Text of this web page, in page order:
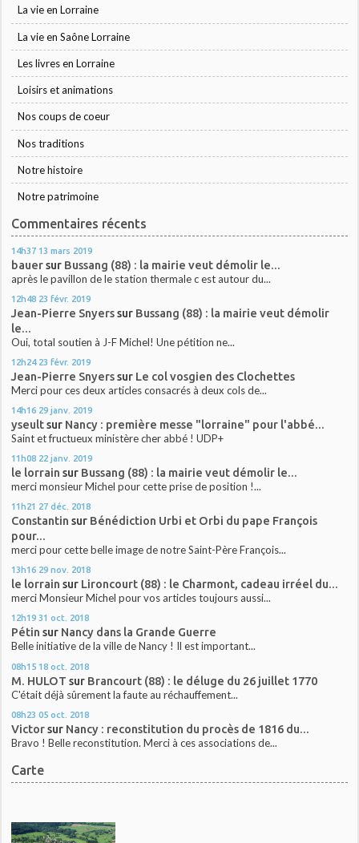
La vie en Lorraine
La vie en Saône Lorraine
Les livres en Lorraine
Loisirs et animations
Nos coups de coeur
Nos traditions
Notre histoire
Notre patrimoine
Commentaires récents
14h37 13 mars 2019
bauersur Bussang (88) : la mairie veut démolir le...
après le pavillon de le station thermale c est autour du...
12h48 23 févr. 2019
Jean-Pierre Snyerssur Bussang (88) : la mairie veut démolir
le...
Oui, total soutien à J-F Michel! Une pétition ne...
12h24 23 févr. 2019
Jean-Pierre Snyerssur Le col vosgien des Clochettes
Merci pour ces deux articles consacrés à deux cols de...
14h16 29 janv. 2019
yseultsur Nancy : première messe "lorraine" pour l'abbé...
Saint et fructueux ministère cher abbé ! UDP+
11h08 22 janv. 2019
le lorrain sur Bussang (88) : la mairie veut démolir le...
merci monsieur Michel pour cette prise de position !...
11h21 27 déc. 2018
Constantin sur Bénédiction Urbi et Orbi du pape François
pour...
merci pour cette belle image de notre Saint-Père François...
13h16 29 nov. 2018
le lorrain sur Lironcourt (88) : le Charmont, cadeau irréel du...
merci Monsieur Michel pour vos articles toujours aussi...
12h19 31 oct. 2018
Pétin sur Nancy dans la Grande Guerre
Belle initiative de la ville de Nancy ! Il est important...
08h15 18 oct. 2018
M. HULOT sur Brancourt (88) : le déluge du 26 juillet 1770
C'était déjà sûrement la faute au réchauffement...
08h23 05 oct. 2018
Victorsur Nancy : reconstitution du procès de 1816 du...
Bravo ! Belle reconstitution. Merci à ces associations de...
Carte